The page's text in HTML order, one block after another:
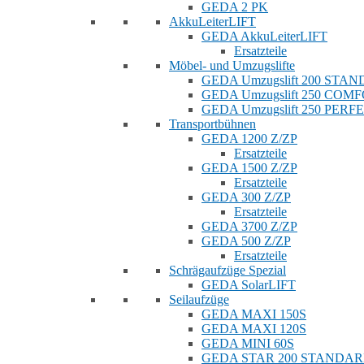
GEDA 2 PK
AkkuLeiterLIFT
GEDA AkkuLeiterLIFT
Ersatzteile
Möbel- und Umzugslifte
GEDA Umzugslift 200
GEDA Umzugslift 250
GEDA Umzugslift 250
Transportbühnen
GEDA 1200 Z/ZP
Ersatzteile
GEDA 1500 Z/ZP
Ersatzteile
GEDA 300 Z/ZP
Ersatzteile
GEDA 3700 Z/ZP
GEDA 500 Z/ZP
Ersatzteile
Schrägaufzüge Spezial
GEDA SolarLIFT
Seilaufzüge
GEDA MAXI 150S
GEDA MAXI 120S
GEDA MINI 60S
GEDA STAR 200